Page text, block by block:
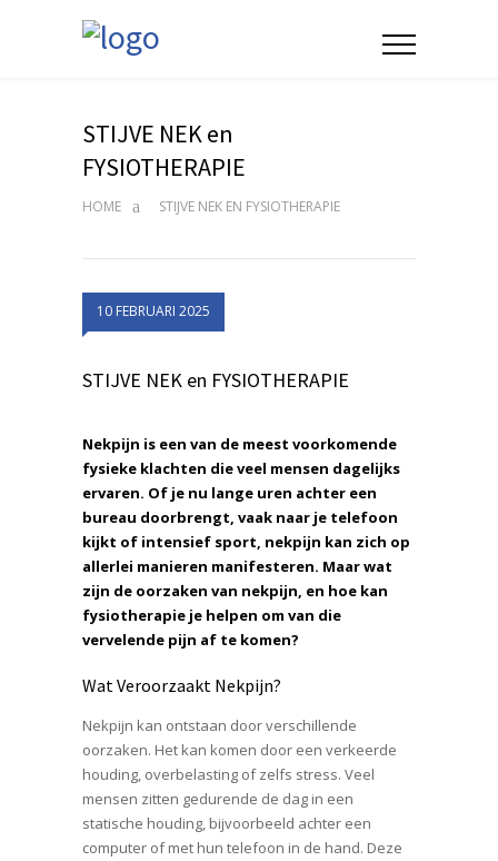
STIJVE NEK en
FYSIOTHERAPIE
HOME STIJVE NEK EN FYSIOTHERAPIE
10 FEBRUARI 2025
STIJVE NEK en FYSIOTHERAPIE
Nekpijn is een van de meest voorkomende
fysieke klachten die veel mensen dagelijks
ervaren. Of je nu lange uren achter een
bureau doorbrengt, vaak naar je telefoon
kijkt of intensief sport, nekpijn kan zich op
allerlei manieren manifesteren. Maar wat
zijn de oorzaken van nekpijn, en hoe kan
fysiotherapie je helpen om van die
vervelende pijn af te komen?
Wat Veroorzaakt Nekpijn?
Nekpijn kan ontstaan door verschillende
oorzaken. Het kan komen door een verkeerde
houding, overbelasting of zelfs stress. Veel
mensen zitten gedurende de dag in een
statische houding, bijvoorbeeld achter een
computer of met hun telefoon in de hand. Deze